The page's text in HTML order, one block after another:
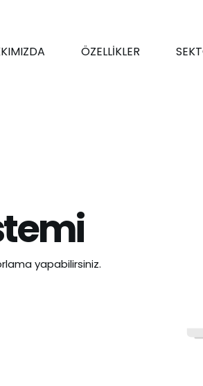
ÖZELLİKLER
yapabilirsiniz.